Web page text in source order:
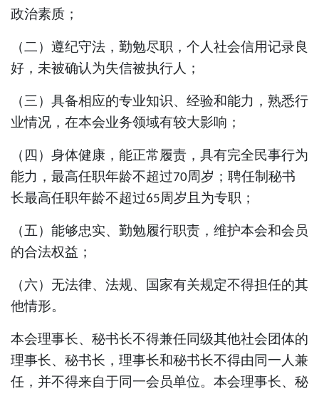
政治素质；
（二）遵纪守法，勤勉尽职，个人社会信用记录良
好，未被确认为失信被执行人；
（三）具备相应的专业知识、经验和能力，熟悉行
业情况，在本会业务领域有较大影响；
（四）身体健康，能正常履责，具有完全民事行为
能力，最高任职年龄不超过70周岁；聘任制秘书
长最高任职年龄不超过65周岁且为专职；
（五）能够忠实、勤勉履行职责，维护本会和会员
的合法权益；
（六）无法律、法规、国家有关规定不得担任的其
他情形。
本会理事长、秘书长不得兼任同级其他社会团体的
理事长、秘书长， 理事长和秘书长不得由同一人兼
任，并不得来自于同一会员单位。本会理事长、秘